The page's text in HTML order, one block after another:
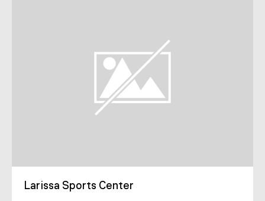
Larissa Sports Center